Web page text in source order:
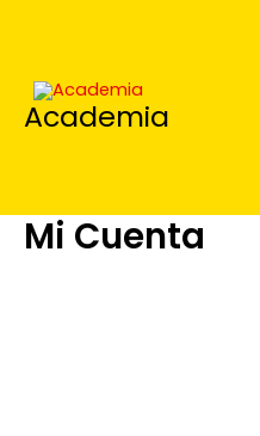
Academia
Mi Cuenta